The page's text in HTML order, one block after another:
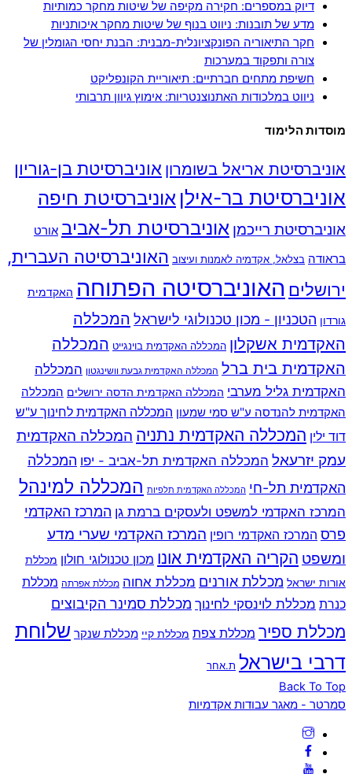
דיוק במספרים: חקירה מקיפה של שיטות מחקר כמותיות
מדע של תובנות: ניווט בנוף של שיטות מחקר איכותניות
חקר התיאוריה הפונקציונלית-מבנית: הבנת יחסי הגומלין של
צורה ותפקוד במערכות
חשיפת מתחים חברתיים: תיאוריית הקונפליקט
ניווט במלכודות האתנוצנטריות: אימוץ גיוון תרבותי
מוסדות הלימוד
אוניברסיטת אריאל בשומרון אוניברסיטת בן-גוריון
אוניברסיטת בר-אילן אוניברסיטת חיפה
אוניברסיטת רייכמן אוניברסיטת תל-אביב אורט
בראודה בצלאל, אקדמיה לאמנות ועיצוב האוניברסיטה העברית,
ירושלים האוניברסיטה הפתוחה האקדמית
גורדון הטכניון - מכון טכנולוגי לישראל המכללה
האקדמית אשקלון המכללה האקדמית בוינגייט המכללה
האקדמית בית ברל המכללה האקדמית גבעת וושינגטון המכללה
האקדמית גליל מערבי המכללה האקדמית הדסה ירושלים המכללה
האקדמית להנדסה ע"ש סמי שמעון המכללה האקדמית לחינוך ע"ש
דוד ילין המכללה האקדמית נתניה המכללה האקדמית
עמק יזרעאל המכללה האקדמית תל-אביב - יפו המכללה
האקדמית תל-חי המכללה האקדמית תלפיות המכללה למינהל
המרכז האקדמי למשפט ולעסקים ברמת גן המרכז האקדמי
פרס המרכז האקדמי רופין המרכז האקדמי שערי מדע
ומשפט הקריה האקדמית אונו מכון טכנולוגי חולון מכללת
אורות ישראל מכללת אורנים מכללת אחוה מכללת אפרתה מכללת
כנרת מכללת לוינסקי לחינוך מכללת סמינר הקיבוצים
מכללת ספיר מכללת צפת מכללת קיי מכללת שנקר שלוחת
דרבי בישראל ת.אחר
Back To Top
סמרטר - מאגר עבודות אקדמיות